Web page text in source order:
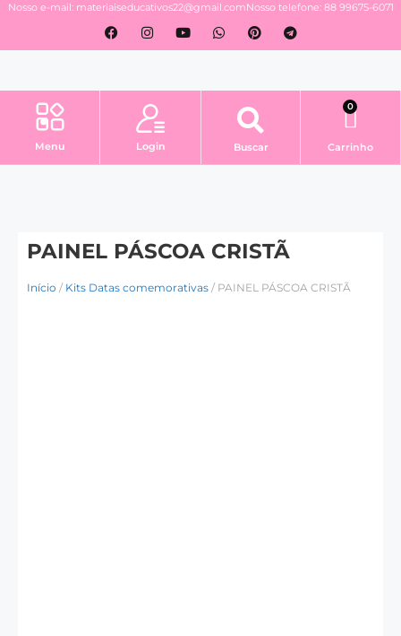
Nosso e-mail: materiaiseducativos22@gmail.comNosso telefone: 88 99675-6071
Menu Login Buscar
0
Carrinho
PAINEL PÁSCOA CRISTÃ
Início / Kits Datas comemorativas / PAINEL PÁSCOA CRISTÃ